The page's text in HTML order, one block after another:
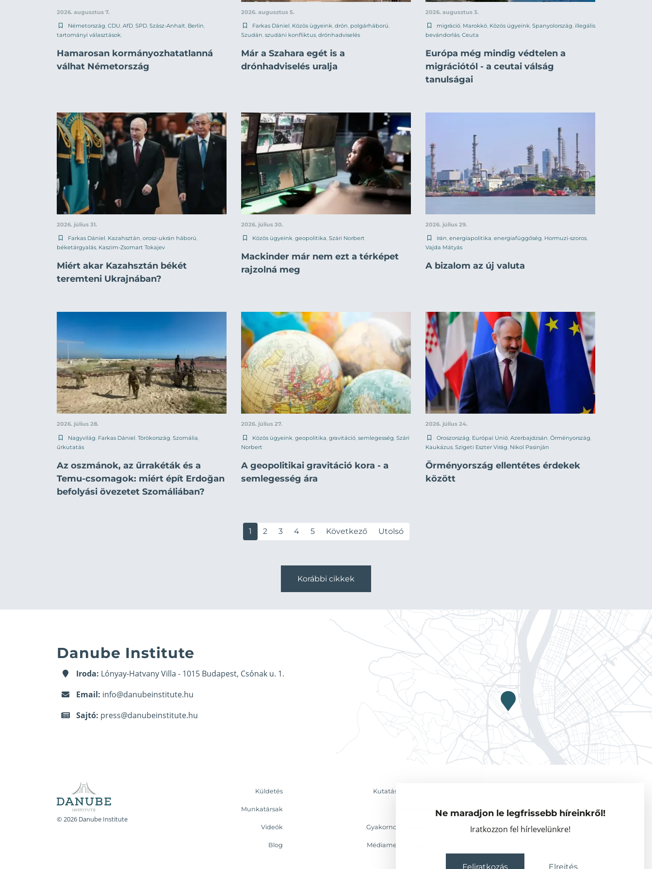
Ne maradjon le legfrissebb híreinkről!
Iratkozzon fel hírlevelünkre!
Feliratkozás Elrejtés
2026. augusztus 7.
Németország CDU AfD SPD Szász-Anhalt Berlin
tartományi választások
Hamarosan kormányozhatatlanná
válhat Németország
2026. augusztus 5.
Farkas Dániel Közös ügyeink drón polgárháború
Szudán szudáni konfliktus drónhadviselés
Már a Szahara egét is a
drónhadviselés uralja
2026. augusztus 3.
migráció Marokkó Közös ügyeink Spanyolország illegális
bevándorlás Ceuta
Európa még mindig védtelen a
migrációtól - a ceutai válság
tanulságai
2026. július 31.
Farkas Dániel, Kazahsztán, orosz-ukrán háború,
béketárgyalás, Kaszim-Zsomart Tokajev
Miért akar Kazahsztán békét
teremteni Ukrajnában?
2026. július 30.
Közös ügyeink, geopolitika, Szári Norbert
Mackinder már nem ezt a térképet
rajzolná meg
2026. július 29.
Irán, energiapolitika, energiafüggőség, Hormuzi-szoros,
Vajda Mátyás
A bizalom az új valuta
2026. július 28.
Nagyvilág Farkas Dániel Törökország Szomália
űrkutatás
Az oszmánok, az űrrakéták és a
Temu-csomagok: miért épít Erdoğan
befolyási övezetet Szomáliában?
2026. július 27.
Közös ügyeink geopolitika gravitáció semlegesség Szári
Norbert
A geopolitikai gravitáció kora - a
semlegesség ára
2026. július 24.
Oroszország Európai Unió Azerbajdzsán Örményország
Kaukázus Szigeti Eszter Virág Nikol Pasinján
Örményország ellentétes érdekek
között
1 2 3 4 5 Következő Utolsó
Korábbi cikkek
Danube Institute
Iroda: Lónyay-Hatvany Villa - 1015 Budapest, Csónak u. 1.
Email: info@danubeinstitute.hu
Sajtó: press@danubeinstitute.hu
© 2026 Danube Institute
Küldetés Kutatás & Elemzés
Munkatársak Vendégkutatók
Videók Gyakornoki program Partnerszervezetek
Blog Médiamegjelenések